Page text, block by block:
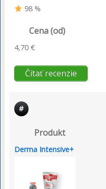
98 %
Cena (od)
4,70 €
Čítať recenzie
#
Produkt
Derma Intensive+